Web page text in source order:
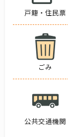
戸籍・住民票
ごみ
公共交通機関